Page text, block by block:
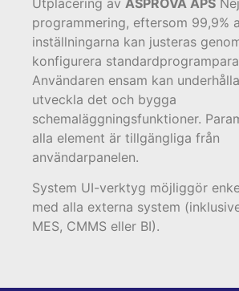
Utplacering av ASPROVA APS
programmering, eftersom 99,9%
inställningarna kan justeras
konfigurera
Användaren ensam kan
utveckla det och bygga
schemaläggningsfunktioner.
alla element är tillgängliga från
användarpanelen.
System UI-verktyg möjliggör
med alla externa system
MES, CMMS eller BI).